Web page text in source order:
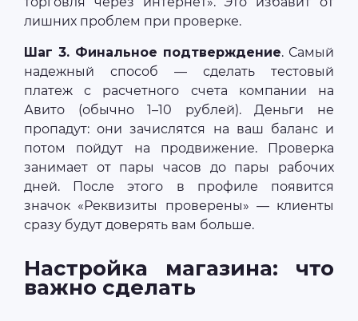
лишних проблем при проверке.
Шаг 3. Финальное подтверждение. Самый
надежный способ — сделать тестовый
платеж с расчетного счета компании на
Авито (обычно 1–10 рублей). Деньги не
пропадут: они зачислятся на ваш баланс и
потом пойдут на продвижение. Проверка
занимает от пары часов до пары рабочих
дней. После этого в профиле появится
значок «Реквизиты проверены» — клиенты
сразу будут доверять вам больше.
Настройка магазина: что
важно сделать